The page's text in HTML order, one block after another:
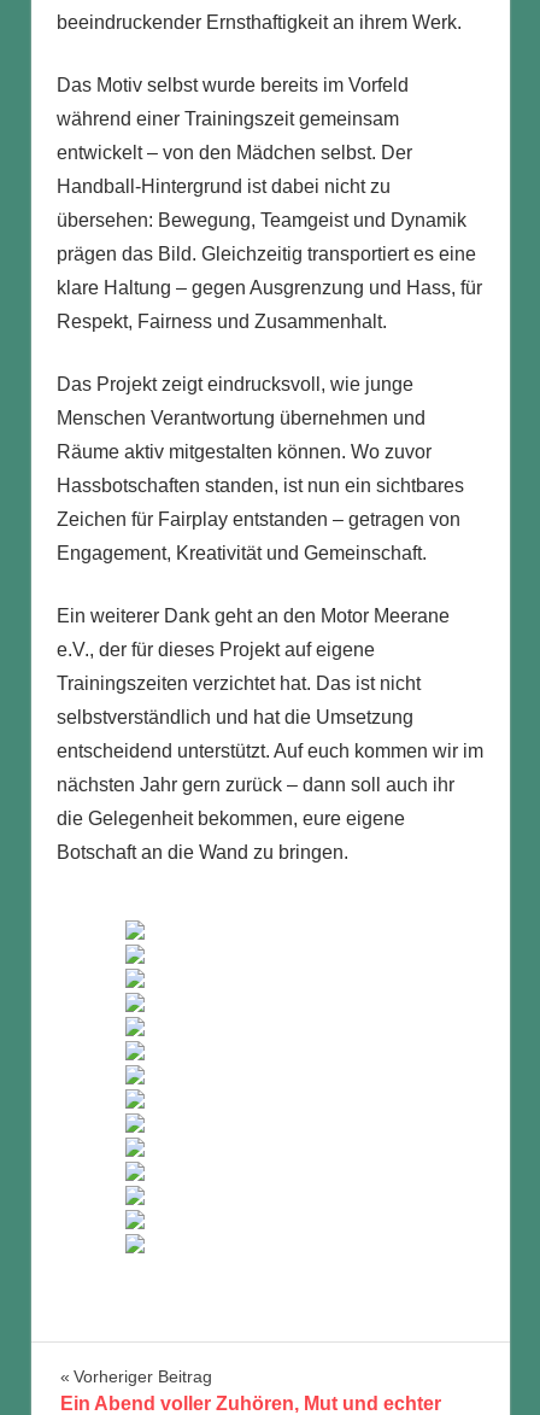
beeindruckender Ernsthaftigkeit an ihrem Werk.
Das Motiv selbst wurde bereits im Vorfeld
während einer Trainingszeit gemeinsam
entwickelt – von den Mädchen selbst. Der
Handball-Hintergrund ist dabei nicht zu
übersehen: Bewegung, Teamgeist und Dynamik
prägen das Bild. Gleichzeitig transportiert es eine
klare Haltung – gegen Ausgrenzung und Hass, für
Respekt, Fairness und Zusammenhalt.
Das Projekt zeigt eindrucksvoll, wie junge
Menschen Verantwortung übernehmen und
Räume aktiv mitgestalten können. Wo zuvor
Hassbotschaften standen, ist nun ein sichtbares
Zeichen für Fairplay entstanden – getragen von
Engagement, Kreativität und Gemeinschaft.
Ein weiterer Dank geht an den Motor Meerane
e.V., der für dieses Projekt auf eigene
Trainingszeiten verzichtet hat. Das ist nicht
selbstverständlich und hat die Umsetzung
entscheidend unterstützt. Auf euch kommen wir im
nächsten Jahr gern zurück – dann soll auch ihr
die Gelegenheit bekommen, eure eigene
Botschaft an die Wand zu bringen.
Beitragsnavigation
Vorheriger Beitrag
Ein Abend voller Zuhören, Mut und echter